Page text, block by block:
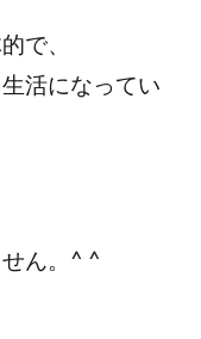
で、
活になってい
ん。^ ^